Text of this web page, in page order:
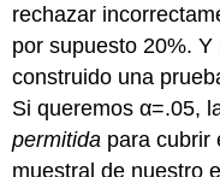
rechazar
por supuesto 20%.
construido una
Si queremos α=.05,
permitida para cubrir
muestral de nuestro